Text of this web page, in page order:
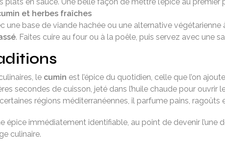
et herbes fraîches
une base de viande hachée ou une alternative
. Faites cuire au four ou à la poêle, puis servez avec une
le cumin est l’épice du quotidien, celle que l’on
secondes de cuisson, jeté dans l’huile chaude pour
régions méditerranéennes, il parfume pains,
épice immédiatement identifiable, au point de devenir l’une
culinaire.